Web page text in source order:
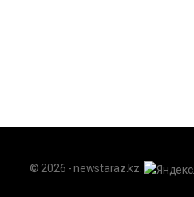
© 2026 - newstaraz.kz.